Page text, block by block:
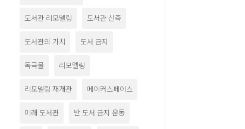
도서관 리모델링 도서관 신축
도서관의 가치 도서 금지
독극물 리모델링
리모델링 재개관 메이커스페이스
미래 도서관 반 도서 금지 운동